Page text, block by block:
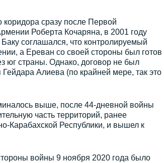
коридора сразу после Первой
Роберта Кочаряна, в 2001 году
соглашался, что контролируемый
а Ереван со своей стороны был готов
юг страны. Однако, договор не был
Алиева (по крайней мере, так это
выше, после 44-дневной войны
часть территорий, ранее
Карабахской Республики, и вышел к
войны 9 ноября 2020 года было